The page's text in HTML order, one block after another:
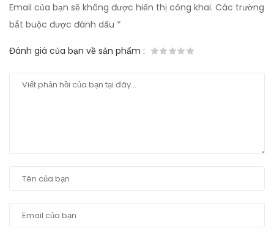
Email của bạn sẽ không được hiển thị công khai. Các trường
bắt buộc được đánh dấu *
Đánh giá của bạn về sản phẩm :